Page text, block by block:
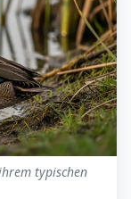
typischen